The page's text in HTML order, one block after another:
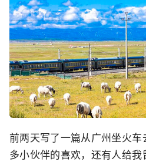
前两天写了一篇从广州坐火
多小伙伴的喜欢，还有人给